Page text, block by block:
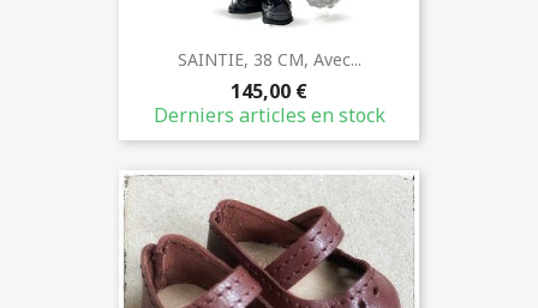
SAINTIE, 38 CM, Avec...
145,00 €
Derniers articles en stock